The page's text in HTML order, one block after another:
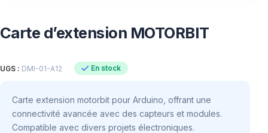
Carte d’extension MOTORBIT
UGS : DMI-01-A12 En stock
Carte extension motorbit pour Arduino, offrant une
connectivité avancée avec des capteurs et modules.
Compatible avec divers projets électroniques.